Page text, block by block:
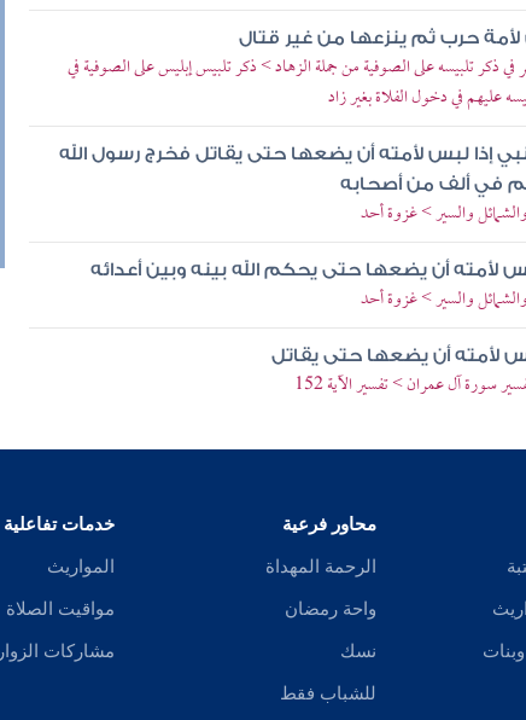
حرب ثم ينزعها من غير قتال
ذكر تلبيسه على الصوفية من جملة الزهاد > ذكر تلبيس إبليس على الصوفية في
عليهم في دخول الفلاة بغير زاد
إذا لبس لأمته أن يضعها حتى يقاتل فخرج رسول الله
في ألف من أصحابه
والسير > غزوة أحد
لأمته أن يضعها حتى يحكم الله بينه وبين أعدائه
والسير > غزوة أحد
لأمته أن يضعها حتى يقاتل
سورة آل عمران > تفسير الآية 152
محاور فرعية
الرحمة المهداة
واحة رمضان
نسك
للشباب فقط
خدمات تفاعلية
المواريث
مواقيت الصلاة
مشاركات الزوار